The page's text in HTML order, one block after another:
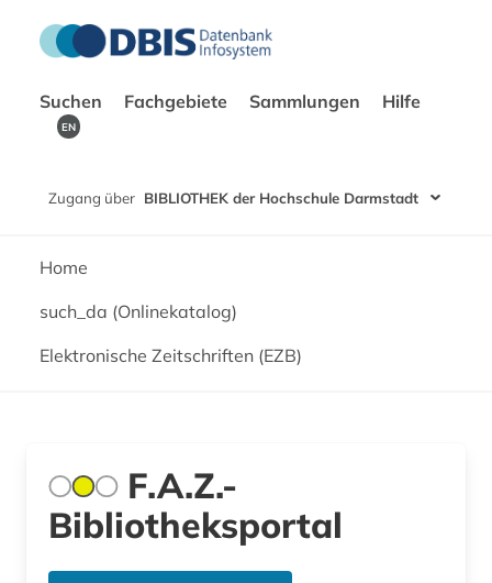
Suchen Fachgebiete Sammlungen Hilfe
EN
Zugang über BIBLIOTHEK der Hochschule Darmstadt
Home
such_da (Onlinekatalog)
Elektronische Zeitschriften (EZB)
F.A.Z.-
Bibliotheksportal